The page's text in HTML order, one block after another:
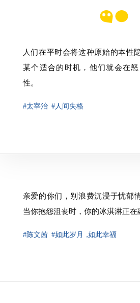
人们在平时会将这种原始的本性
某个适合的时机，他们就会在
性。
#太宰治 #人间失格
亲爱的你们，别浪费沉浸于忧郁
当你抱怨沮丧时，你的冰淇淋正在
#陈文茜 #如此岁月 ，如此幸福